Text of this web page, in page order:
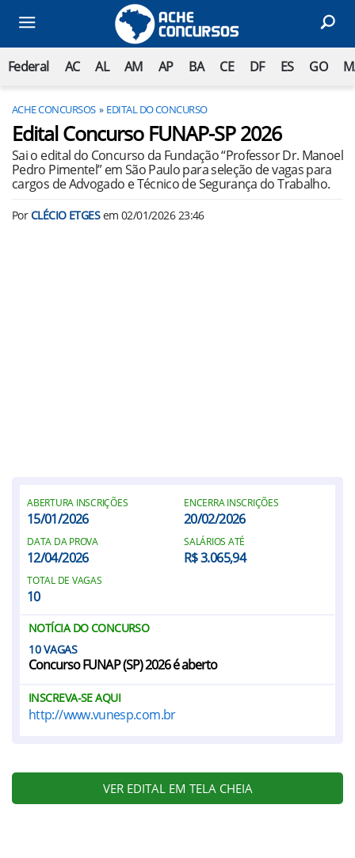
Federal AC AL AM AP BA CE DF ES GO
ACHE CONCURSOS EDITAL DO CONCURSO
Edital Concurso FUNAP-SP 2026
Sai o edital do Concurso da Fundação “Professor Dr. Manoel
Pedro Pimentel” em São Paulo para seleção de vagas para
cargos de Advogado e Técnico de Segurança do Trabalho.
PorCLÉCIO ETGESem 02/01/2026 23:46
ABERTURA INSCRIÇÕES
15/01/2026
ENCERRA INSCRIÇÕES
20/02/2026
DATA DA PROVA
12/04/2026
SALÁRIOS ATÉ
R$ 3.065,94
TOTAL DE VAGAS
10
NOTÍCIA DO CONCURSO
10
Concurso FUNAP (SP) 2026 é aberto
INSCREVA-SE AQUI
http://www.vunesp.com.br
VER EDITAL EM TELA CHEIA